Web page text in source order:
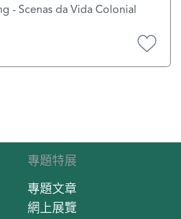
- Scenas da Vida Colonial
專題特展
專題文章
網上展覽